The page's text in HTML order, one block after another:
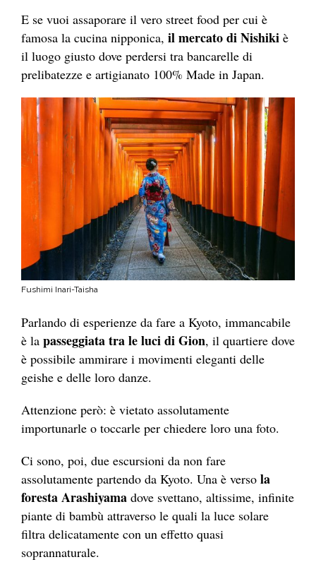
E se vuoi assaporare il vero street food per cui è
famosa la cucina nipponica, il mercato di Nishiki è
il luogo giusto dove perdersi tra bancarelle di
prelibatezze e artigianato 100% Made in Japan.
Fushimi Inari-Taisha
Parlando di esperienze da fare a Kyoto, immancabile
è la passeggiata tra le luci di Gion, il quartiere dove
è possibile ammirare i movimenti eleganti delle
geishe e delle loro danze.
Attenzione però: è vietato assolutamente
importunarle o toccarle per chiedere loro una foto.
Ci sono, poi, due escursioni da non fare
assolutamente partendo da Kyoto. Una è verso la
foresta Arashiyama dove svettano, altissime, infinite
piante di bambù attraverso le quali la luce solare
filtra delicatamente con un effetto quasi
soprannaturale.